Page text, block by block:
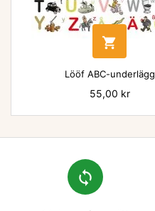

Lööf ABC-underlägg
Pris
55,00 kr
loop